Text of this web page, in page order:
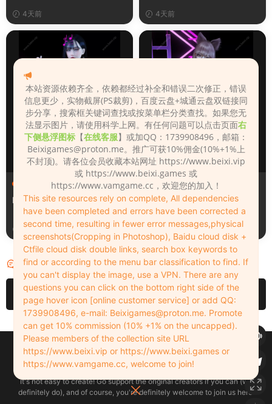
4天前 4天前
人物（Looks）
Monica_2_2_2
4天前
人物（Looks）
Lizhen2025
5天前
评论 0
请先登录
Copyleft © 2022-2026 beixi.vip - All Rights Freedom！
创作不易！有能力的同学可以去支持一下原创作者（我们绝对支持），当然
了，您加入这里我们也绝对欢迎！
It's not easy to create! Go support the original creators if you can (we
definitely do), and of course, you're definitely welcome to join us here!
本站资源依赖齐全，依赖都经过补全和错误二次修正，错误
信息更少，实物截屏(PS裁剪)，百度云盘+城通云盘双链接同
步分享，搜索框关键词查找或按菜单栏分类查找。如果您无
法显示图片，请使用科学上网。有任何问题可以点击页面右
下侧悬浮图标 【在线客服】或加QQ：1739908496，邮箱：
Beixigames@proton.me。推广可获10%佣金(10%+1%上
不封顶)。请各位会员收藏本站网址 https://www.beixi.vip
或 https://www.beixi.games 或
https://www.vamgame.cc，欢迎您的加入！
This site resources rely on complete, All dependencies
have been completed and errors have been corrected a
second time, resulting in fewer error messages,physical
screenshots(Cropping in Photoshop), Baidu cloud disk +
Ctfile cloud disk double links, search box keywords to
find or according to the menu bar classification to find. If
you can't display the image, use a VPN. There are any
questions you can click on the bottom right side of the
page hover icon [online customer service] or add QQ:
1739908496, e-mail: Beixigames@proton.me. Promote
can get 10% commission (10% +1% on the uncapped).
Please members of the collection site URL
https://www.beixi.vip or https://www.beixi.games or
https://www.vamgame.cc, welcome to join!